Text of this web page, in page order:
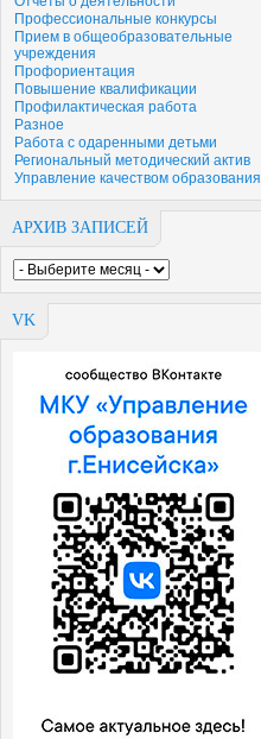
Профессиональные конкурсы
Прием в общеобразовательные
учреждения
Профориентация
Повышение квалификации
Профилактическая работа
Разное
Работа с одаренными детьми
Региональный методический актив
Управление качеством образования
АРХИВ ЗАПИСЕЙ
VK